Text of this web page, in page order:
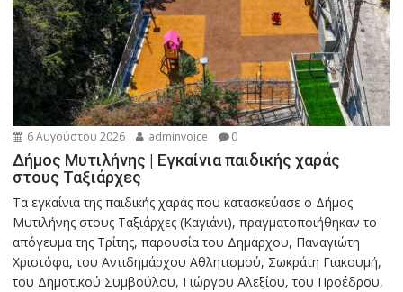
6 Αυγούστου 2026 adminvoice 0
Δήμος Μυτιλήνης | Εγκαίνια παιδικής χαράς
στους Ταξιάρχες
Tα εγκαίνια της παιδικής χαράς που κατασκεύασε ο Δήμος
Μυτιλήνης στους Ταξιάρχες (Καγιάνι), πραγματοποιήθηκαν το
απόγευμα της Τρίτης, παρουσία του Δημάρχου, Παναγιώτη
Χριστόφα, του Αντιδημάρχου Αθλητισμού, Σωκράτη Γιακουμή,
του Δημοτικού Συμβούλου, Γιώργου Αλεξίου, του Προέδρου,